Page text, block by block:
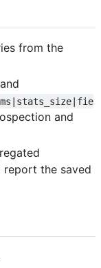
from the
and
report the saved